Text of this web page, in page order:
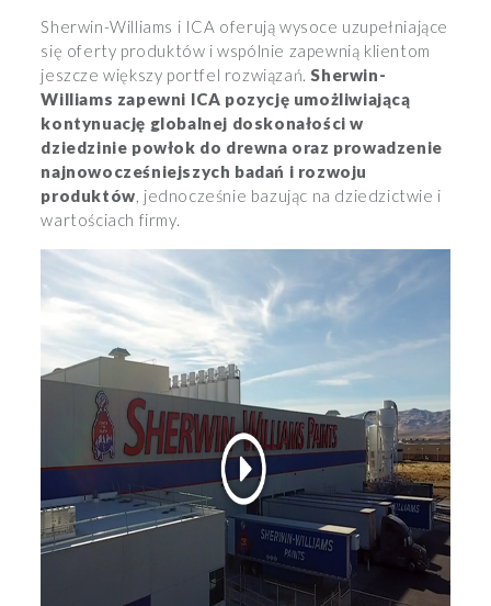
Sherwin-Williams i ICA oferują wysoce uzupełniające
się oferty produktów i wspólnie zapewnią klientom
jeszcze większy portfel rozwiązań.Sherwin-
Williams zapewni ICA pozycję umożliwiającą
kontynuację globalnej doskonałości w
dziedzinie powłok do drewna oraz prowadzenie
najnowocześniejszych badań i rozwoju
produktów, jednocześnie bazując na dziedzictwie i
wartościach firmy.